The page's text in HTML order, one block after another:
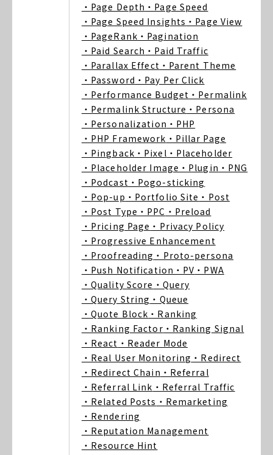
・Page Depth ・Page Speed
・Page Speed Insights ・Page View
・PageRank ・Pagination
・Paid Search ・Paid Traffic
・Parallax Effect ・Parent Theme
・Password ・Pay Per Click
・Performance Budget ・Permalink
・Permalink Structure ・Persona
・Personalization ・PHP
・PHP Framework ・Pillar Page
・Pingback ・Pixel ・Placeholder
・Placeholder Image ・Plugin ・PNG
・Podcast ・Pogo-sticking
・Pop-up ・Portfolio Site ・Post
・Post Type ・PPC ・Preload
・Pricing Page ・Privacy Policy
・Progressive Enhancement
・Proofreading ・Proto-persona
・Push Notification ・PV ・PWA
・Quality Score ・Query
・Query String ・Queue
・Quote Block ・Ranking
・Ranking Factor ・Ranking Signal
・React ・Reader Mode
・Real User Monitoring ・Redirect
・Redirect Chain ・Referral
・Referral Link ・Referral Traffic
・Related Posts ・Remarketing
・Rendering
・Reputation Management
・Resource Hint